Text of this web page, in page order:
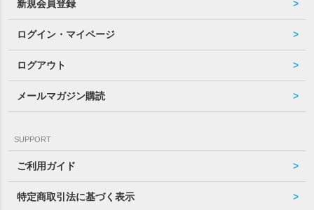
新規会員登録
ログイン・マイページ
ログアウト
メールマガジン購読
SUPPORT
ご利用ガイド
特定商取引法に基づく表示